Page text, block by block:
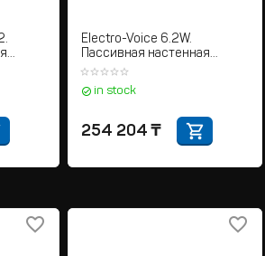
Electro-Voice 6.2W.
Пассивная настенная
акустическая система
in stock
254 204 ₸